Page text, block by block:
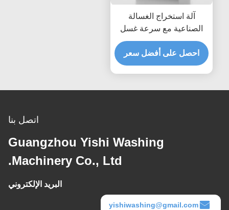
استخراج الغسالة
مع سرعة غسل
1000rpm و عامل G 200-
400 قوة استخراج ل 50-150
لتر لكل دورة
على أفضل سعر
Guangzhou Yishi Washing
Machinery Co., Ltd.
البريد الإلكتروني